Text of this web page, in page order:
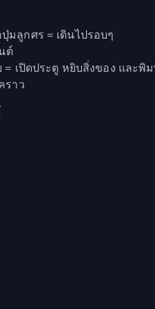
มลูกศร = เดินไปรอบๆ
ต์
= เปิดประตู หยิบสิ่งของ และพิ
ราว